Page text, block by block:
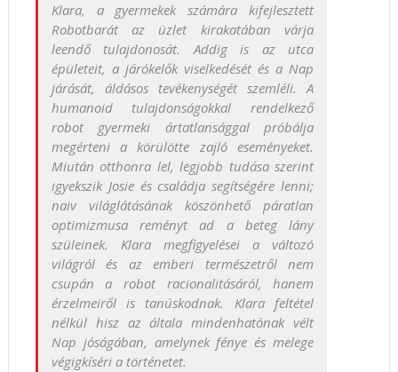
Klara, ​a gyermekek számára kifejlesztett
Robotbarát az üzlet kirakatában várja
leendő tulajdonosát. Addig is az utca
épületeit, a járókelők viselkedését és a Nap
járását, áldásos tevékenységét szemléli. A
humanoid tulajdonságokkal rendelkező
robot gyermeki ártatlansággal próbálja
megérteni a körülötte zajló eseményeket.
Miután otthonra lel, legjobb tudása szerint
igyekszik Josie és családja segítségére lenni;
naiv világlátásának köszönhető páratlan
optimizmusa reményt ad a beteg lány
szüleinek. Klara megfigyelései a változó
világról és az emberi természetről nem
csupán a robot racionalitásáról, hanem
érzelmeiről is tanúskodnak. Klara feltétel
nélkül hisz az általa mindenhatónak vélt
Nap jóságában, amelynek fénye és melege
végigkíséri a történetet.